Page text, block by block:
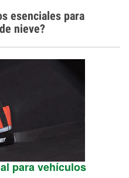
esenciales para
nieve?
para vehículos